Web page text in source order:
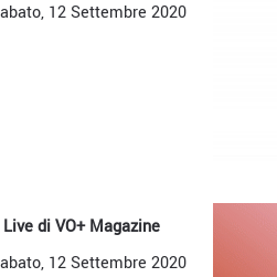
12 Settembre 2020
di VO+ Magazine
12 Settembre 2020